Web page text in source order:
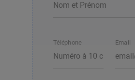
Téléphone Email